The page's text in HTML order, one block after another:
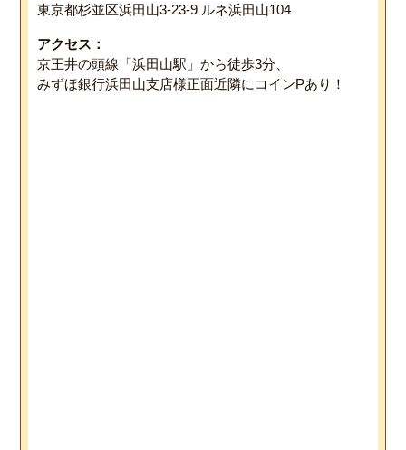
東京都杉並区浜田山3-23-9 ルネ浜田山104
アクセス：
京王井の頭線「浜田山駅」から徒歩3分、
みずほ銀行浜田山支店様正面近隣にコインPあり！